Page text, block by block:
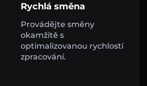
Rychlá směna
Provádějte směny
okamžitě s
optimalizovanou rychlostí
zpracování.